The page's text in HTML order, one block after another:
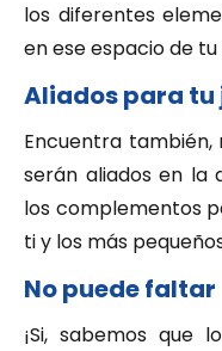
los diferentes
en ese espacio de tu
Aliados para
Encuentra
serán aliados en la
los complementos
ti y los más
No puede faltar
¡Si, sabemos que